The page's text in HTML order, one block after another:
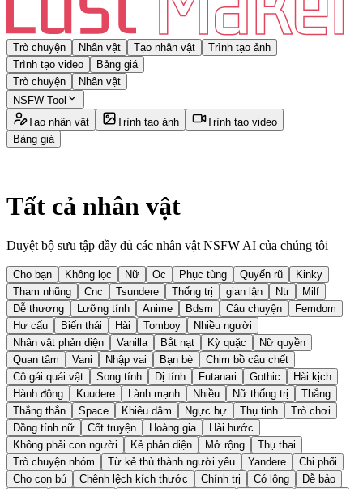
Trò chuyện Nhân vật Tạo nhân vật
Trình tạo ảnh
Trình tạo video
Bảng giá
Trò chuyện
Nhân vật
NSFW Tool
Tạo nhân vật
Trình tạo ảnh
Trình tạo video
Bảng giá
Tất cả nhân vật
Duyệt bộ sưu tập đầy đủ các nhân vật NSFW AI của chúng tôi
Cho bạn Không lọc Nữ Oc Phục tùng Quyến rũ
Kinky
Tham nhũng
Cnc Tsundere Thống trị gian lận Ntr
Milf
Dễ thương
Lưỡng tính Anime Bdsm Câu chuyện
Femdom
Hư cấu
Biến thái Hài Tomboy
Nhiều người
Nhân vật phản diện
Vanilla Bắt nạt Kỳ quặc
Nữ quyền
Quan tâm
Vani Nhập vai Bạn bè
Chim bồ câu chết
Cô gái quái vật
Song tính Dị tính Futanari Gothic
Hài kịch
Hành động
Kuudere Lành mạnh Nhiều Nữ thống trị
Thẳng
Thẳng thắn
Space Khiêu dâm Ngực bự Thụ tinh
Trò chơi
Đồng tính nữ
Cốt truyện Hoàng gia
Hài hước
Không phải con người
Kẻ phản diện Mở rộng
Thụ thai
Trò chuyện nhóm
Từ kẻ thù thành người yêu Yandere
Chi phối
Cho con bú
Chênh lệch kích thước Chính trị Có lông
Dễ bảo